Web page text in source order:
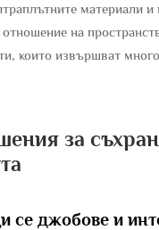
материали
на
които извършват
за
се джобове и